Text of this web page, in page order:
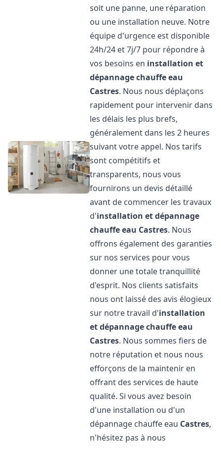
soit une panne, une réparation
ou une installation neuve. Notre
équipe d'urgence est disponible
24h/24 et 7j/7 pour répondre à
vos besoins en installation et
dépannage chauffe eau
Castres. Nous nous déplaçons
rapidement pour intervenir dans
les délais les plus brefs,
généralement dans les 2 heures
suivant votre appel. Nos tarifs
sont compétitifs et
transparents, nous vous
fournirons un devis détaillé
avant de commencer les travaux
d'installation et dépannage
chauffe eau Castres. Nous
offrons également des garanties
sur nos services pour vous
donner une totale tranquillité
d'esprit. Nos clients satisfaits
nous ont laissé des avis élogieux
sur notre travail d'installation
et dépannage chauffe eau
Castres. Nous sommes fiers de
notre réputation et nous nous
efforçons de la maintenir en
offrant des services de haute
qualité. Si vous avez besoin
d'une installation ou d'un
dépannage chauffe eau Castres,
n'hésitez pas à nous